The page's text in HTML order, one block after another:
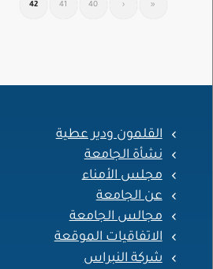
«
‹
40
41
42
القلمون ودير عطية
نشأة الجامعة
مجلس الأمناء
عن الجامعة
مجالس الجامعة
الاتفاقيات الموقعة
شركة النبراس